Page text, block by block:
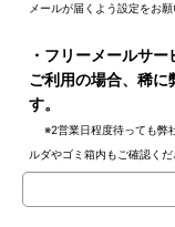
メールが届くよう設定をお願
・フリーメールサ
ご利用の場合、稀に
す。
※2営業日程度待っても弊
ルダやゴミ箱内もご確認くだ